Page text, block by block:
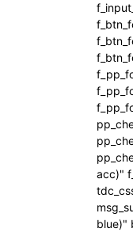
acc)"
blue)"